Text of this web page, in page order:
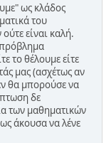
ως κλάδος
του
είναι καλή.
πρόβλημα
το θέλουμε είτε
μας (ασχέτως αν
θα μπορούσε να
δε
των μαθηματικών
άκουσα να λένε